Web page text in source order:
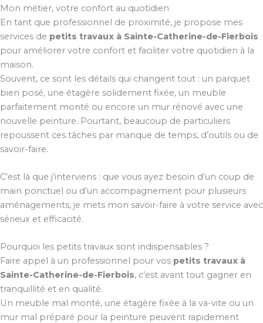
Mon métier, votre confort au quotidien
En tant que professionnel de proximité, je propose mes
services de petits travaux à Sainte-Catherine-de-Fierbois
pour améliorer votre confort et faciliter votre quotidien à la
maison.
Souvent, ce sont les détails qui changent tout : un parquet
bien posé, une étagère solidement fixée, un meuble
parfaitement monté ou encore un mur rénové avec une
nouvelle peinture. Pourtant, beaucoup de particuliers
repoussent ces tâches par manque de temps, d’outils ou de
savoir-faire.
C’est là que j’interviens : que vous ayez besoin d’un coup de
main ponctuel ou d’un accompagnement pour plusieurs
aménagements, je mets mon savoir-faire à votre service avec
sérieux et efficacité.
Pourquoi les petits travaux sont indispensables ?
Faire appel à un professionnel pour vos petits travaux à
Sainte-Catherine-de-Fierbois, c’est avant tout gagner en
tranquillité et en qualité.
Un meuble mal monté, une étagère fixée à la va-vite ou un
mur mal préparé pour la peinture peuvent rapidement